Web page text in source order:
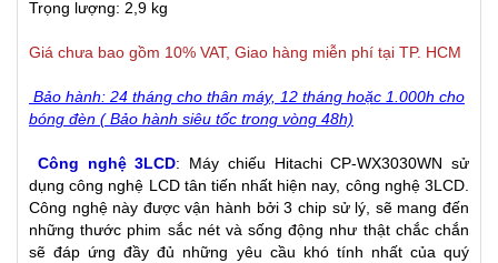
Trọng lượng: 2,9 kg
Giá chưa bao gồm 10% VAT, Giao hàng miễn phí tại TP. HCM
Bảo hành: 24 tháng cho thân máy, 12 tháng hoặc 1.000h cho
bóng đèn ( Bảo hành siêu tốc trong vòng 48h)
Công nghệ 3LCD: Máy chiếu Hitachi CP-WX3030WN sử
dụng công nghệ LCD tân tiến nhất hiện nay, công nghệ 3LCD.
Công nghệ này được vận hành bởi 3 chip sử lý, sẽ mang đến
những thước phim sắc nét và sống động như thật chắc chắn
sẽ đáp ứng đầy đủ những yêu cầu khó tính nhất của quý